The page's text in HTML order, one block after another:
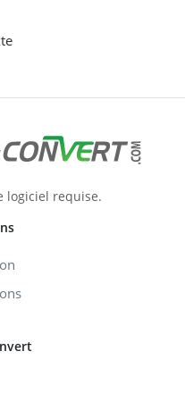
logiciel requise.